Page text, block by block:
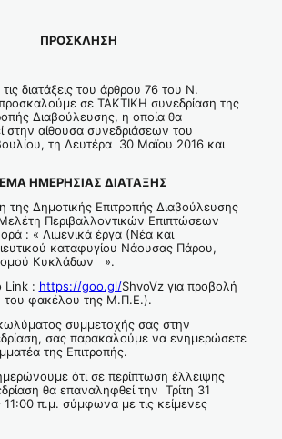
ΠΡΟΣΚΛΗΣΗ
διατάξεις του άρθρου 76 του Ν.
σε ΤΑΚΤΙΚΗ συνεδρίαση της
Διαβούλευσης, η οποία θα
στην αίθουσα συνεδριάσεων του
τη Δευτέρα 30 Μαϊου 2016 και
ΗΜΕΡΗΣΙΑΣ ΔΙΑΤΑΞΗΣ
Δημοτικής Επιτροπής Διαβούλευσης
Περιβαλλοντικών Επιπτώσεων
: « Λιμενικά έργα (Νέα και
καταφυγίου Νάουσας Πάρου,
Κυκλάδων ».
Link : https://goo.gl/ShvoVz για προβολή
του φακέλου της Μ.Π.Ε.).
συμμετοχής σας στην
σας παρακαλούμε να ενημερώσετε
της Επιτροπής.
ότι σε περίπτωση έλλειψης
θα επαναληφθεί την Τρίτη 31
11:00 π.μ. σύμφωνα με τις κείμενες